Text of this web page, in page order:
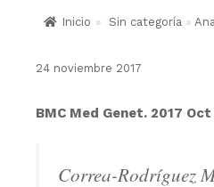
Inicio » Sin categoría »
24 noviembre 2017
BMC Med Genet. 2017
Correa-Rodríguez